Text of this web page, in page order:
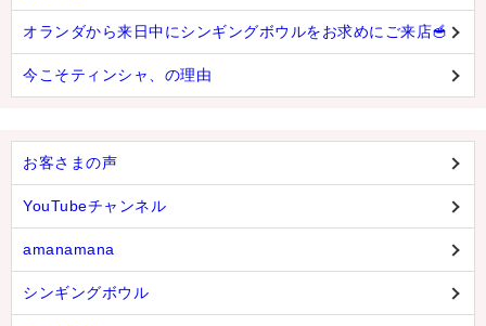
オランダから来日中にシンギングボウルをお求めにご来店🥣
今こそティンシャ、の理由
お客さまの声
YouTubeチャンネル
amanamana
シンギングボウル